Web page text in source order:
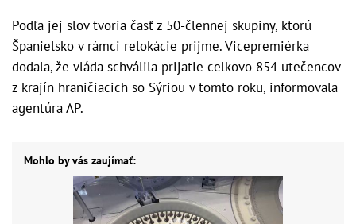
Podľa jej slov tvoria časť z 50-člennej skupiny, ktorú
Španielsko v rámci relokácie prijme. Vicepremiérka
dodala, že vláda schválila prijatie celkovo 854 utečencov
z krajín hraničiacich so Sýriou v tomto roku, informovala
agentúra AP.
Mohlo by vás zaujímať: